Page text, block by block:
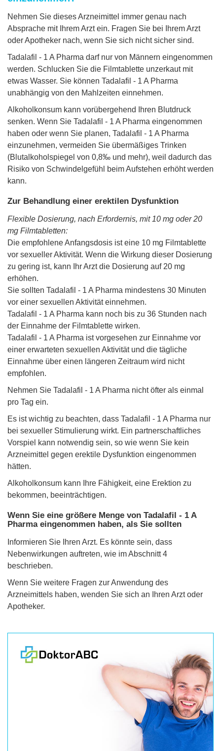
Nehmen Sie dieses Arzneimittel immer genau nach
Absprache mit Ihrem Arzt ein. Fragen Sie bei Ihrem Arzt
oder Apotheker nach, wenn Sie sich nicht sicher sind.
Tadalafil - 1 A Pharma darf nur von Männern eingenommen
werden. Schlucken Sie die Filmtablette unzerkaut mit
etwas Wasser. Sie können Tadalafil - 1 A Pharma
unabhängig von den Mahlzeiten einnehmen.
Alkoholkonsum kann vorübergehend Ihren Blutdruck
senken. Wenn Sie Tadalafil - 1 A Pharma eingenommen
haben oder wenn Sie planen, Tadalafil - 1 A Pharma
einzunehmen, vermeiden Sie übermäßiges Trinken
(Blutalkoholspiegel von 0,8‰ und mehr), weil dadurch das
Risiko von Schwindelgefühl beim Aufstehen erhöht werden
kann.
Zur Behandlung einer erektilen Dysfunktion
Flexible Dosierung, nach Erfordernis, mit 10 mg oder 20
mg Filmtabletten:
Die empfohlene Anfangsdosis ist eine 10 mg Filmtablette
vor sexueller Aktivität. Wenn die Wirkung dieser Dosierung
zu gering ist, kann Ihr Arzt die Dosierung auf 20 mg
erhöhen.
Sie sollten Tadalafil - 1 A Pharma mindestens 30 Minuten
vor einer sexuellen Aktivität einnehmen.
Tadalafil - 1 A Pharma kann noch bis zu 36 Stunden nach
der Einnahme der Filmtablette wirken.
Tadalafil - 1 A Pharma ist vorgesehen zur Einnahme vor
einer erwarteten sexuellen Aktivität und die tägliche
Einnahme über einen längeren Zeitraum wird nicht
empfohlen.
Nehmen Sie Tadalafil - 1 A Pharma nicht öfter als einmal
pro Tag ein.
Es ist wichtig zu beachten, dass Tadalafil - 1 A Pharma nur
bei sexueller Stimulierung wirkt. Ein partnerschaftliches
Vorspiel kann notwendig sein, so wie wenn Sie kein
Arzneimittel gegen erektile Dysfunktion eingenommen
hätten.
Alkoholkonsum kann Ihre Fähigkeit, eine Erektion zu
bekommen, beeinträchtigen.
Wenn Sie eine größere Menge von Tadalafil - 1 A
Pharma eingenommen haben, als Sie sollten
Informieren Sie Ihren Arzt. Es könnte sein, dass
Nebenwirkungen auftreten, wie im Abschnitt 4
beschrieben.
Wenn Sie weitere Fragen zur Anwendung des
Arzneimittels haben, wenden Sie sich an Ihren Arzt oder
Apotheker.